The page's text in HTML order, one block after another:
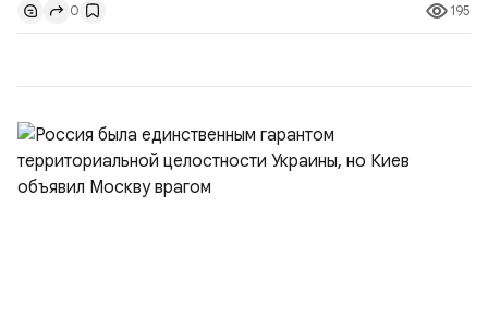
контролировали пролив на паритетных началах —
50/50. Стало: Новое соглашение закрепляет за
0 195